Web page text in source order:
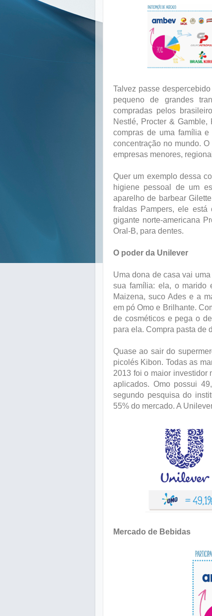
Talvez passe
pequeno de grandes
compradas pelos
Nestlé, Procter &
compras de uma família
concentração no mundo.
empresas menores,
Quer um exemplo dessa
higiene pessoal de um
aparelho de barbear
fraldas Pampers, ele está
gigante norte-americana
Oral-B, para dentes.
O poder da Unilever
Uma dona de casa vai
sua família: ela, o marido
Maizena, suco Ades e a
em pó Omo e Brilhante.
de cosméticos e pega o
para ela. Compra pasta de
Quase ao sair do
picolés Kibon. Todas as
2013 foi o maior investidor
aplicados. Omo possui
segundo pesquisa do
55% do mercado. A
Mercado de Bebidas